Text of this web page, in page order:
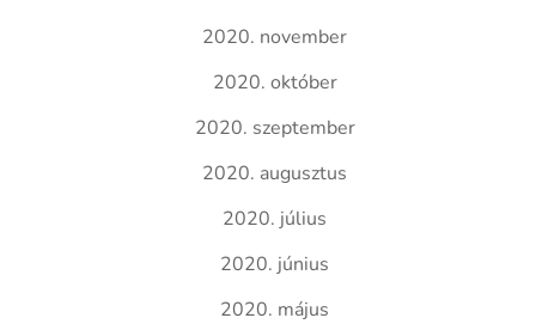
2020. november
2020. október
2020. szeptember
2020. augusztus
2020. július
2020. június
2020. május